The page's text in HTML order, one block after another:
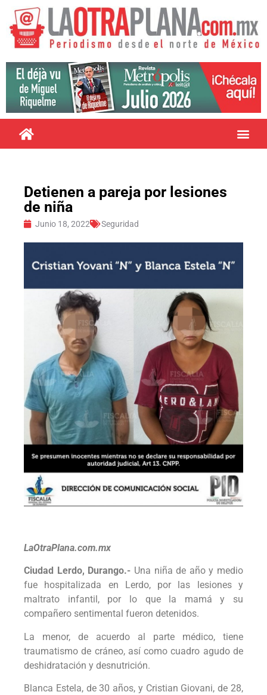
Detienen a pareja por lesiones
de niña
Junio 18, 2022 Seguridad
LaOtraPlana.com.mx
Ciudad Lerdo, Durango.- Una niña de año y medio
fue hospitalizada en Lerdo, por las lesiones y
maltrato infantil, por lo que la mamá y su
compañero sentimental fueron detenidos.
La menor, de acuerdo al parte médico, tiene
traumatismo de cráneo, así como cuadro agudo de
deshidratación y desnutrición.
Blanca Estela, de 30 años, y Cristian Giovani, de 28,